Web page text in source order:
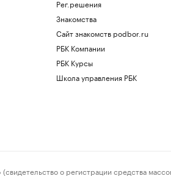
Рег.решения
Знакомства
Сайт знакомств podbor.ru
РБК Компании
РБК Курсы
Школа управления РБК
о регистрации средства